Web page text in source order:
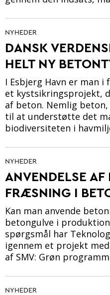
NYHEDER
DANSK
HELT NY
I Esbjerg Havn er man
et kystsikringsprojekt,
af beton. Nemlig
til at understøtte det
biodiversiteten i
NYHEDER
ANVENDELSE AF
FRÆSNING I
Kan man anvende
betongulve i
spørgsmål har
igennem et projekt
af SMV: Grøn
NYHEDER